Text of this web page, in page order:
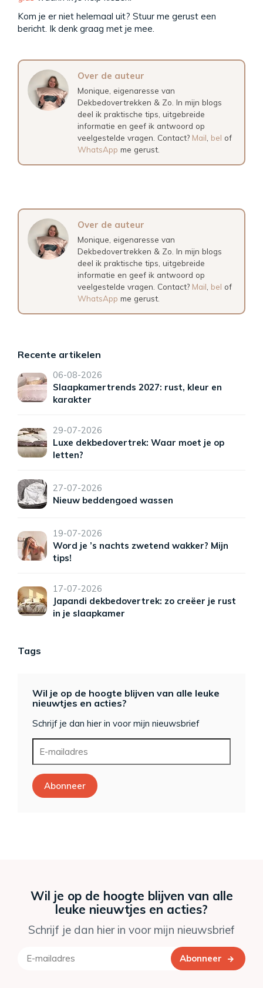
Kom je er niet helemaal uit? Stuur me gerust een
bericht. Ik denk graag met je mee.
Over de auteur
Monique, eigenaresse van
Dekbedovertrekken & Zo. In mijn blogs
deel ik praktische tips, uitgebreide
informatie en geef ik antwoord op
veelgestelde vragen. Contact? Mail bel of
WhatsApp me gerust.
Over de auteur
Monique, eigenaresse van
Dekbedovertrekken & Zo. In mijn blogs
deel ik praktische tips, uitgebreide
informatie en geef ik antwoord op
veelgestelde vragen. Contact? Mail bel of
WhatsApp me gerust.
Recente artikelen
06-08-2026
Slaapkamertrends 2027: rust, kleur en
karakter
29-07-2026
Luxe dekbedovertrek: Waar moet je op
letten?
27-07-2026
Nieuw beddengoed wassen
19-07-2026
Word je ’s nachts zwetend wakker? Mijn
tips!
17-07-2026
Japandi dekbedovertrek: zo creëer je rust
in je slaapkamer
Tags
Wil je op de hoogte blijven van alle leuke
nieuwtjes en acties?
Schrijf je dan hier in voor mijn nieuwsbrief
Abonneer
Wil je op de hoogte blijven van alle
leuke nieuwtjes en acties?
Schrijf je dan hier in voor mijn nieuwsbrief
Abonneer